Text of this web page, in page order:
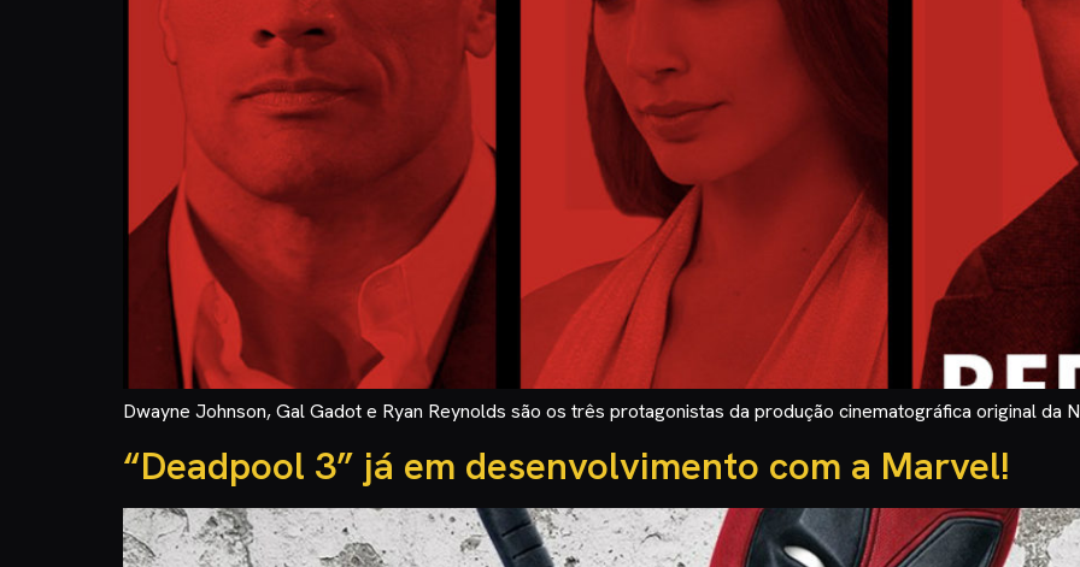
Dwayne Johnson, Gal Gadot e Ryan Reynolds são os três protagonistas da produção cinematográfica original da
“Deadpool 3” já em desenvolvimento com a Marvel!